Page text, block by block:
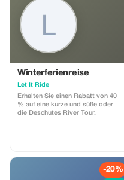
Winterferienreise
Let It Ride
Erhalten Sie einen Rabatt von 40
% auf eine kurze und süße oder
die Deschutes River Tour.
-20%